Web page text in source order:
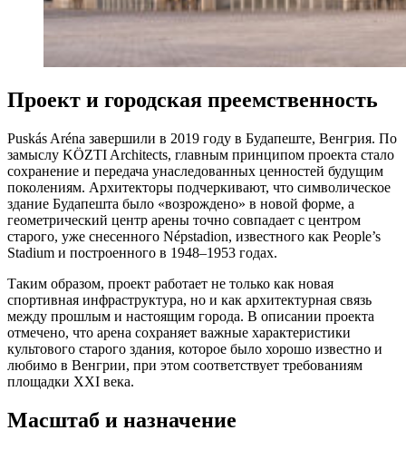
Проект и городская преемственность
Puskás Aréna завершили в 2019 году в Будапеште, Венгрия. По
замыслу KÖZTI Architects, главным принципом проекта стало
сохранение и передача унаследованных ценностей будущим
поколениям. Архитекторы подчеркивают, что символическое
здание Будапешта было «возрождено» в новой форме, а
геометрический центр арены точно совпадает с центром
старого, уже снесенного Népstadion, известного как People’s
Stadium и построенного в 1948–1953 годах.
Таким образом, проект работает не только как новая
спортивная инфраструктура, но и как архитектурная связь
между прошлым и настоящим города. В описании проекта
отмечено, что арена сохраняет важные характеристики
культового старого здания, которое было хорошо известно и
любимо в Венгрии, при этом соответствует требованиям
площадки XXI века.
Масштаб и назначение